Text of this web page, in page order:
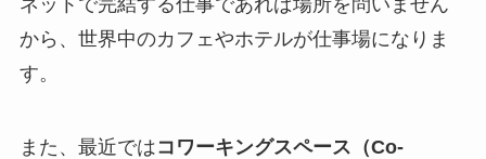
ネットで完結する仕事であれば場所を問いません
から、世界中のカフェやホテルが仕事場になりま
す。
また、最近ではコワーキングスペース（Co-